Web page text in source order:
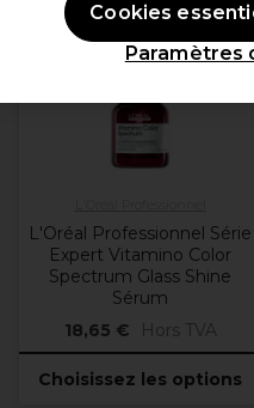
Plus
d'options
L'Oréal Professionnel Série
Expert Vitamino Color
Spectrum Glass Shine
Sérum
18,65 €
Hors TVA
Choisissez les options
Paramètres
Cookies